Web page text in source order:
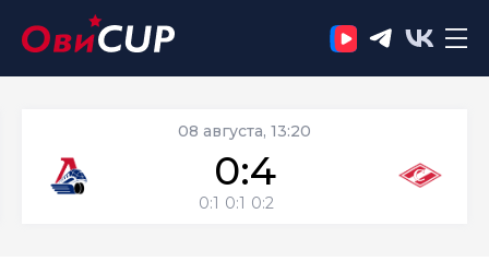
08 августа, 13:20
0:4
0:1 0:1 0:2